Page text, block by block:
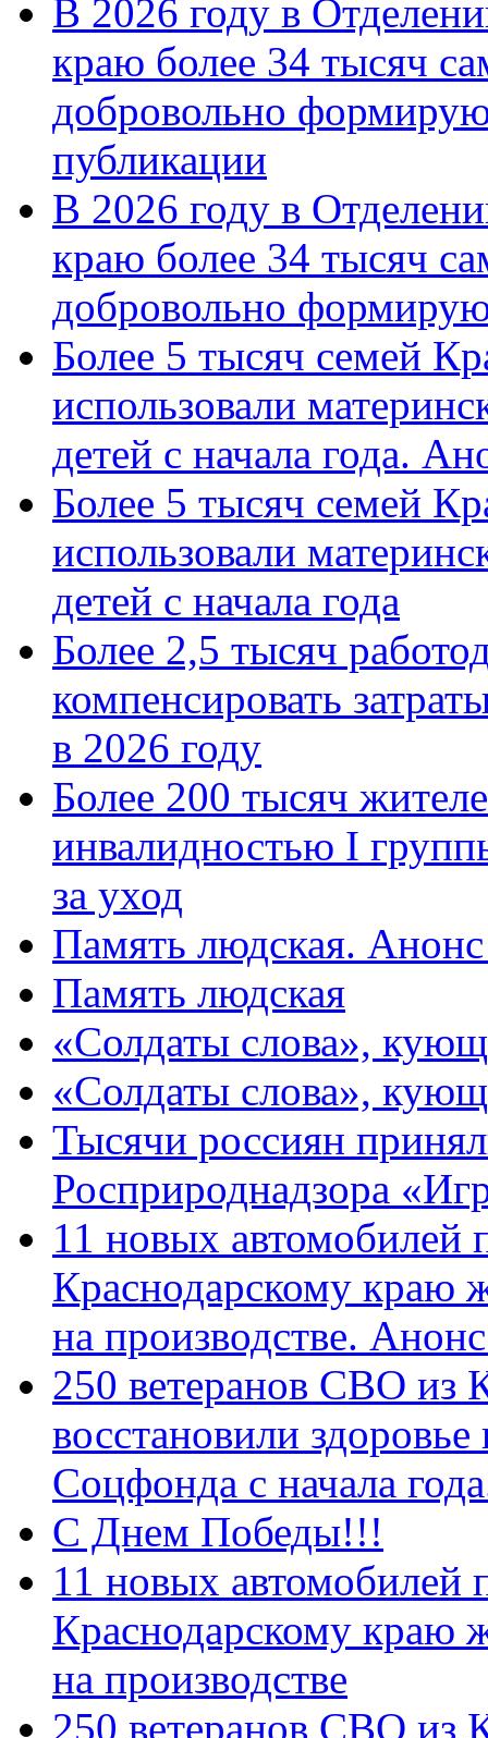
В 2026 году в
краю более 34 тысяч
добровольно
публикации
В 2026 году в
краю более 34 тысяч
добровольно
Более 5 тысяч семей
использовали
детей с начала года.
Более 5 тысяч семей
использовали
детей с начала года
Более 2,5 тысяч
компенсировать
в 2026 году
Более 200 тысяч
инвалидностью I
за уход
Память людская.
Память людская
«Солдаты слова»,
«Солдаты слова»,
Тысячи россиян
Росприроднадзора
11 новых автомобилей
Краснодарскому краю
на производстве.
250 ветеранов СВО из
восстановили
Соцфонда с начала
С Днем Победы!!!
11 новых автомобилей
Краснодарскому краю
на производстве
250 ветеранов СВО из